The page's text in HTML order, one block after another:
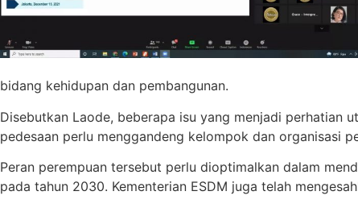
bidang kehidupan dan pembangunan.
Disebutkan Laode, beberapa isu yang menjadi perhatian
pedesaan perlu menggandeng kelompok dan organisasi
Peran perempuan tersebut perlu dioptimalkan dalam
pada tahun 2030. Kementerian ESDM juga telah